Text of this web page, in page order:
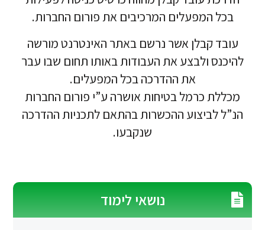
המרכיבים את פורום החברות.
אשר נרשם באתר האינטרנט מורשה
את העבודות באותו תחום שבו עבר
את ההדרכה בכל המפעלים.
בטיחות אושרה ע”י פורום החברות
ההכשרות בהתאם לתכניות ההדרכה
נושאי לימוד